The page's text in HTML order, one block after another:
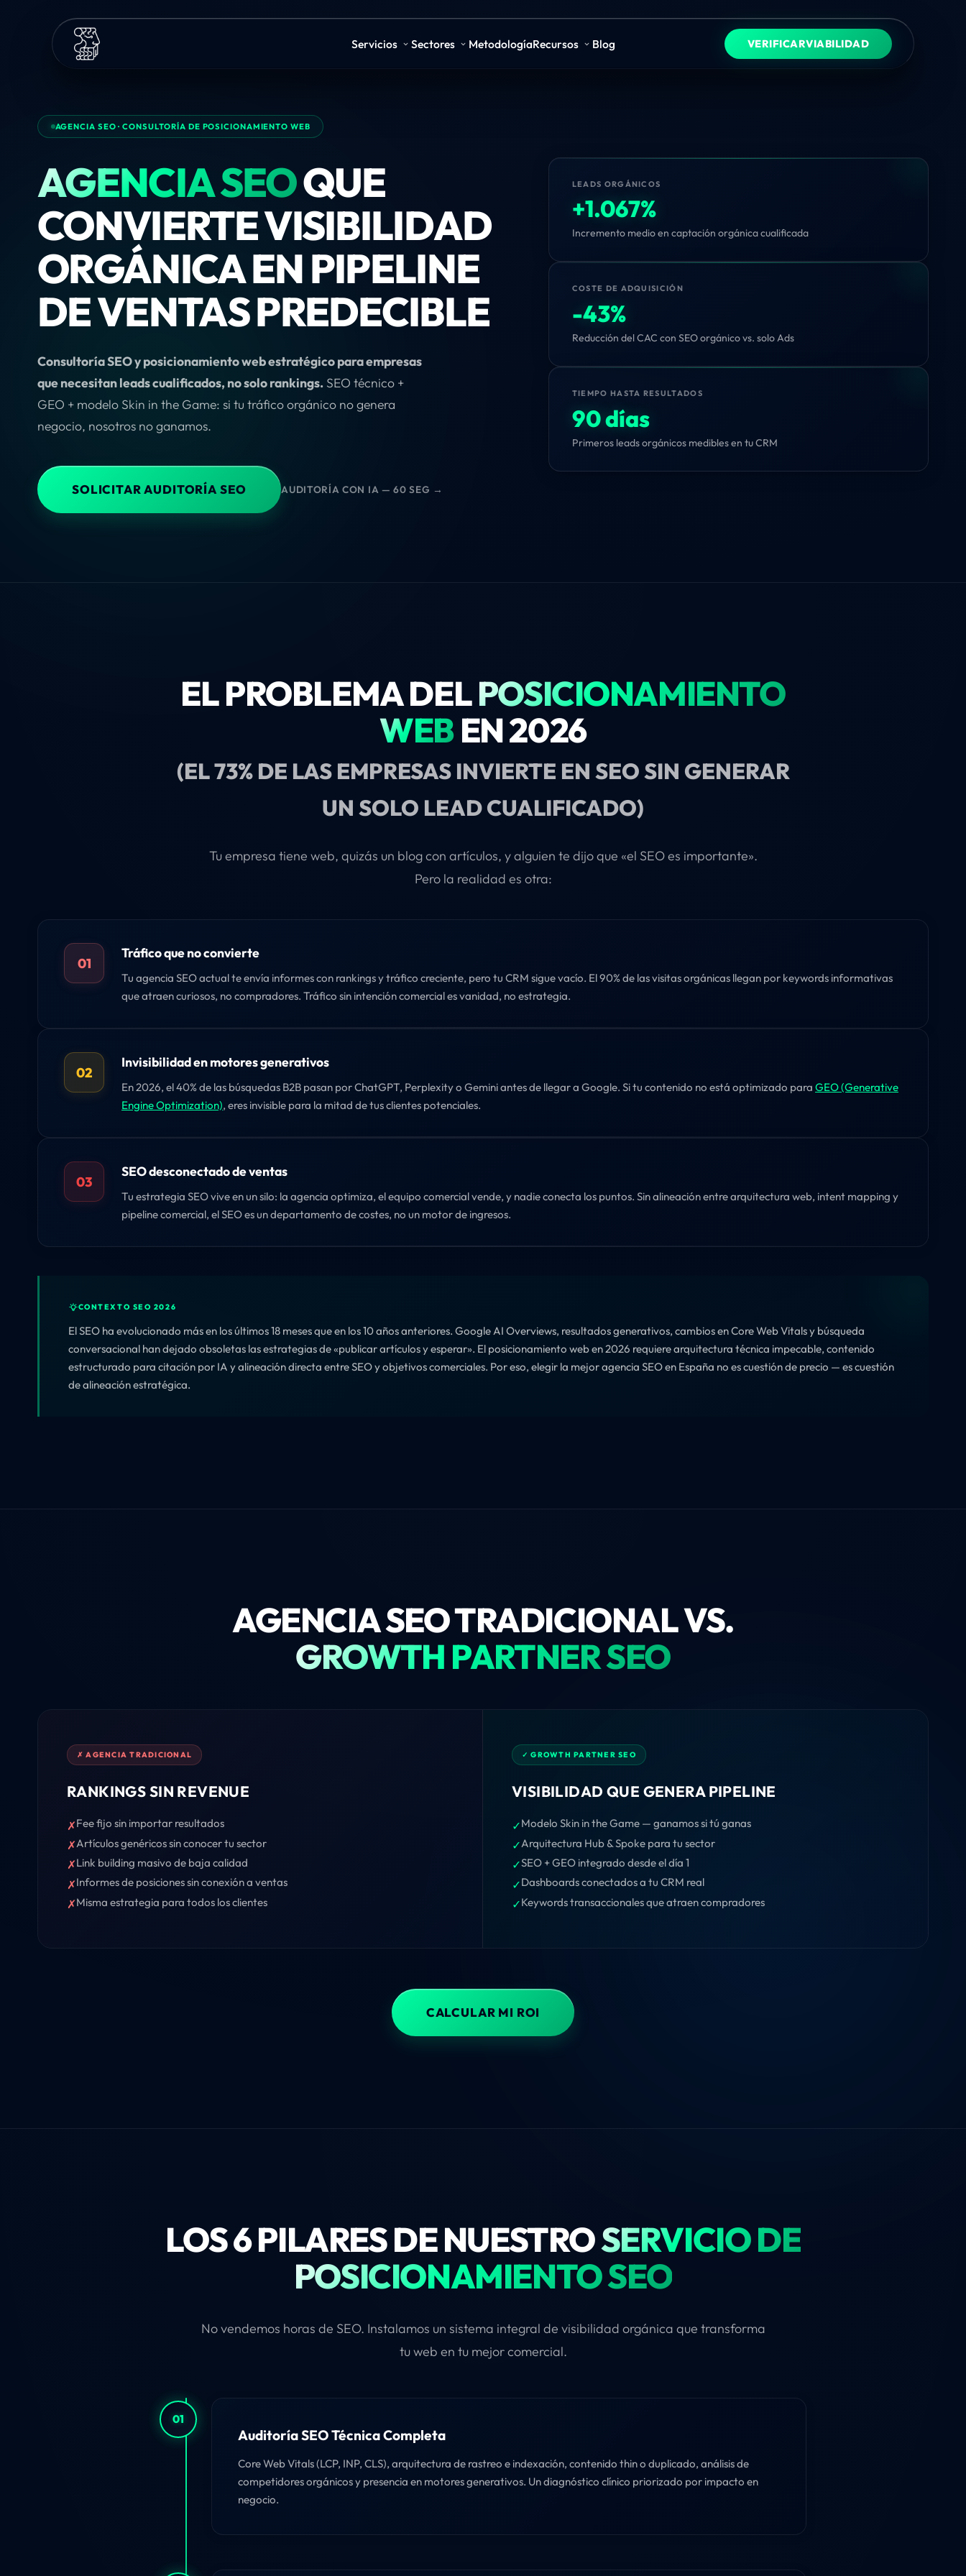
VERIFICARVIABILIDAD
Servicios Sectores MetodologíaRecursos Blog
AGENCIA SEO · CONSULTORÍA DE POSICIONAMIENTO WEB
AGENCIA SEOQUE
CONVIERTE VISIBILIDAD
ORGÁNICA EN PIPELINE
DE VENTAS PREDECIBLE
Consultoría SEO y posicionamiento web estratégico para empresas
que necesitan leads cualificados, no solo rankings. SEO técnico +
GEO + modelo Skin in the Game: si tu tráfico orgánico no genera
negocio, nosotros no ganamos.
SOLICITAR AUDITORÍA SEO AUDITORÍA CON IA — 60 SEG →
LEADS ORGÁNICOS
+1.067%
Incremento medio en captación orgánica cualificada
COSTE DE ADQUISICIÓN
-43%
Reducción del CAC con SEO orgánico vs. solo Ads
TIEMPO HASTA RESULTADOS
90 días
Primeros leads orgánicos medibles en tu CRM
EL PROBLEMA DELPOSICIONAMIENTO
WEBEN 2026
(EL 73% DE LAS EMPRESAS INVIERTE EN SEO SIN GENERAR
UN SOLO LEAD CUALIFICADO)
Tu empresa tiene web, quizás un blog con artículos, y alguien te dijo que «el SEO es importante».
Pero la realidad es otra:
01
Tráfico que no convierte
Tu agencia SEO actual te envía informes con rankings y tráfico creciente, pero tu CRM sigue vacío. El 90% de las visitas orgánicas llegan por keywords informativas
que atraen curiosos, no compradores. Tráfico sin intención comercial es vanidad, no estrategia.
02
Invisibilidad en motores generativos
En 2026, el 40% de las búsquedas B2B pasan por ChatGPT, Perplexity o Gemini antes de llegar a Google. Si tu contenido no está optimizado para GEO (Generative
Engine Optimization), eres invisible para la mitad de tus clientes potenciales.
03
SEO desconectado de ventas
Tu estrategia SEO vive en un silo: la agencia optimiza, el equipo comercial vende, y nadie conecta los puntos. Sin alineación entre arquitectura web, intent mapping y
pipeline comercial, el SEO es un departamento de costes, no un motor de ingresos.
CONTEXTO SEO 2026
El SEO ha evolucionado más en los últimos 18 meses que en los 10 años anteriores. Google AI Overviews, resultados generativos, cambios en Core Web Vitals y búsqueda
conversacional han dejado obsoletas las estrategias de «publicar artículos y esperar». El posicionamiento web en 2026 requiere arquitectura técnica impecable, contenido
estructurado para citación por IA y alineación directa entre SEO y objetivos comerciales. Por eso, elegir la mejor agencia SEO en España no es cuestión de precio — es cuestión
de alineación estratégica.
AGENCIA SEO TRADICIONAL VS.
GROWTH PARTNER SEO
✗ AGENCIA TRADICIONAL
RANKINGS SIN REVENUE
✗Fee fijo sin importar resultados
✗Artículos genéricos sin conocer tu sector
✗Link building masivo de baja calidad
✗Informes de posiciones sin conexión a ventas
✗Misma estrategia para todos los clientes
✓ GROWTH PARTNER SEO
VISIBILIDAD QUE GENERA PIPELINE
✓Modelo Skin in the Game — ganamos si tú ganas
✓Arquitectura Hub & Spoke para tu sector
✓SEO + GEO integrado desde el día 1
✓Dashboards conectados a tu CRM real
✓Keywords transaccionales que atraen compradores
CALCULAR MI ROI
LOS 6 PILARES DE NUESTROSERVICIO DE
POSICIONAMIENTO SEO
No vendemos horas de SEO. Instalamos un sistema integral de visibilidad orgánica que transforma
tu web en tu mejor comercial.
01
Auditoría SEO Técnica Completa
Core Web Vitals (LCP, INP, CLS), arquitectura de rastreo e indexación, contenido thin o duplicado, análisis de
competidores orgánicos y presencia en motores generativos. Un diagnóstico clínico priorizado por impacto en
negocio.